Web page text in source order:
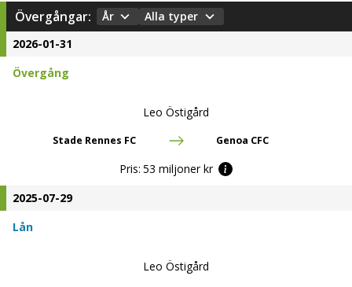
Övergångar: År
Alla typer
2026-01-31
Övergång
Leo Östigård
Stade Rennes FC Genoa CFC
Pris: 53 miljoner kr
2025-07-29
Lån
Leo Östigård